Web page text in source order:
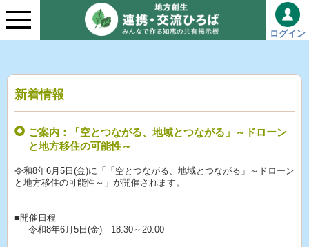
ログイン
新着情報
ご案内：「空とつながる、地域とつながる」～ドローン
と地方移住の可能性～
令和8年6月5日(金)に「「空とつながる、地域とつながる」～ドローン
と地方移住の可能性～」が開催されます。
■開催日程
令和8年6月5日(金) 18:30～20:00